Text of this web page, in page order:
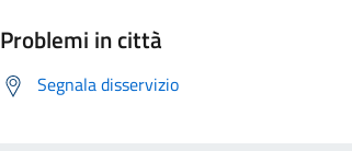
Problemi in città
Segnala disservizio